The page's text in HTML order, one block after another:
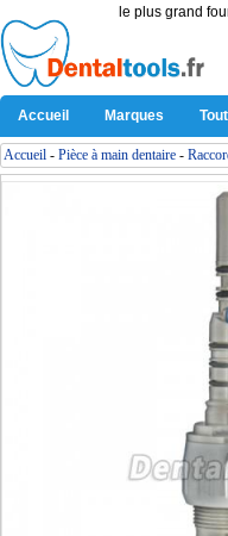
le plus grand
Accueil Marques
Accueil - Pièce à main dentaire -